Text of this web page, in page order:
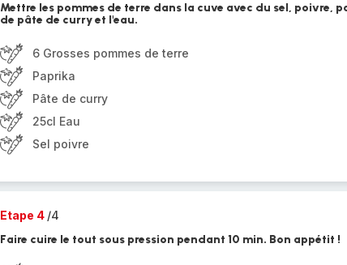
Mettre les pommes de terre dans la cuve avec du sel, poivre,
de pâte de curry et l'eau.
6 Grosses pommes de terre
Paprika
Pâte de curry
25cl Eau
Sel poivre
Etape 4 /4
Faire cuire le tout sous pression pendant 10 min. Bon appétit !